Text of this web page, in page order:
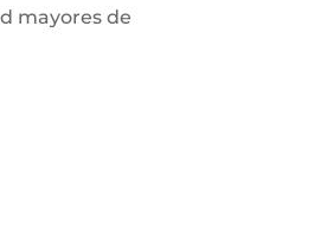
mayores de